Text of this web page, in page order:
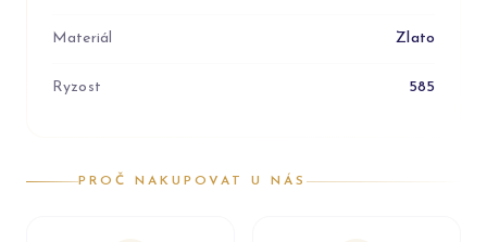
Materiál Zlato
Ryzost 585
PROČ NAKUPOVAT U NÁS